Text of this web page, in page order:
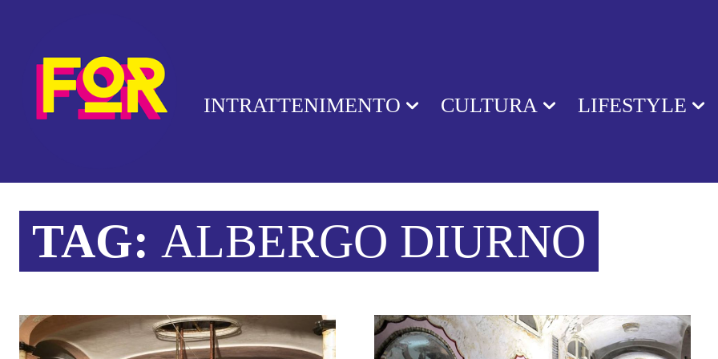
INTRATTENIMENTO CULTURA LIFESTYLE
TAG: ALBERGO DIURNO